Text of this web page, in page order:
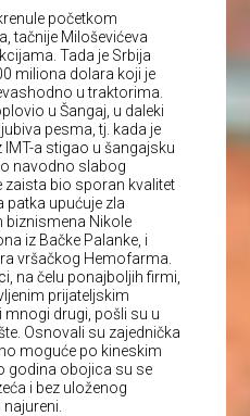
početkom
tačnije Miloševićeva
Tada je Srbija
miliona dolara koji je
u traktorima.
u Šangaj, u daleki
pesma, tj. kada je
a stigao u šangajsku
navodno slabog
zaista bio sporan kvalitet
patka upućuje zla
biznismena Nikole
iz Bačke Palanke, i
vršačkog Hemofarma.
na čelu ponajboljih firmi,
prijateljskim
drugi, pošli su u
Osnovali su zajednička
moguće po kineskim
godina obojica su se
i bez uloženog